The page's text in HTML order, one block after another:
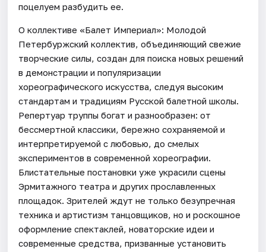
поцелуем разбудить ее.
О коллективе «Балет Империал»: Молодой
Петербуржский коллектив, объединяющий свежие
творческие силы, создан для поиска новых решений
в демонстрации и популяризации
хореографического искусства, следуя высоким
стандартам и традициям Русской балетной школы.
Репертуар труппы богат и разнообразен: от
бессмертной классики, бережно сохраняемой и
интерпретируемой с любовью, до смелых
экспериментов в современной хореографии.
Блистательные постановки уже украсили сцены
Эрмитажного театра и других прославленных
площадок. Зрителей ждут не только безупречная
техника и артистизм танцовщиков, но и роскошное
оформление спектаклей, новаторские идеи и
современные средства, призванные установить